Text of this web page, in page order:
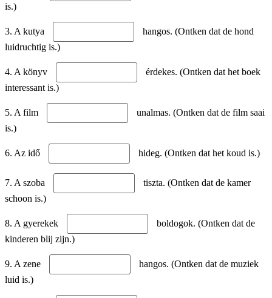
is.)
3. A kutya
hangos. (Ontken dat de hond
luidruchtig is.)
4. A könyv
érdekes. (Ontken dat het boek
interessant is.)
5. A film
unalmas. (Ontken dat de film saai
is.)
6. Az idő hideg. (Ontken dat het koud is.)
7. A szoba
tiszta. (Ontken dat de kamer
schoon is.)
8. A gyerekek
boldogok. (Ontken dat de
kinderen blij zijn.)
9. A zene
hangos. (Ontken dat de muziek
luid is.)